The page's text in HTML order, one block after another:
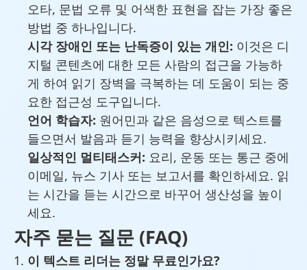
오타, 문법 오류 및 어색한 표현을 잡는 가장 좋은
방법 중 하나입니다.
시각 장애인 또는 난독증이 있는 개인: 이것은 디
지털 콘텐츠에 대한 모든 사람의 접근을 가능하
게 하여 읽기 장벽을 극복하는 데 도움이 되는 중
요한 접근성 도구입니다.
언어 학습자: 원어민과 같은 음성으로 텍스트를
들으면서 발음과 듣기 능력을 향상시키세요.
일상적인 멀티태스커: 요리, 운동 또는 통근 중에
이메일, 뉴스 기사 또는 보고서를 확인하세요. 읽
는 시간을 듣는 시간으로 바꾸어 생산성을 높이
세요.
자주 묻는 질문 (FAQ)
이 텍스트 리더는 정말 무료인가요?